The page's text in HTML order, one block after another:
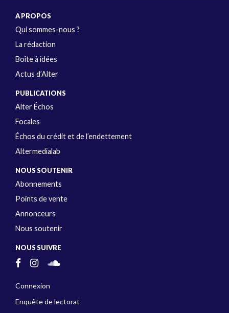
A PROPOS
Qui sommes-nous ?
La rédaction
Boîte à idées
Actus d’Alter
PUBLICATIONS
Alter Échos
Focales
Échos du crédit et de l’endettement
Altermedialab
NOUS SOUTENIR
Abonnements
Points de vente
Annonceurs
Nous soutenir
NOUS SUIVRE
Connexion
Enquête de lectorat